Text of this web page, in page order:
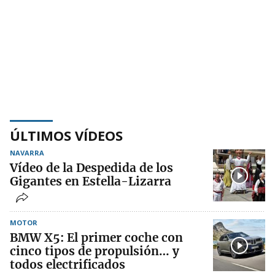
ÚLTIMOS VÍDEOS
NAVARRA
Vídeo de la Despedida de los
Gigantes en Estella-Lizarra
MOTOR
BMW X5: El primer coche con
cinco tipos de propulsión… y
todos electrificados